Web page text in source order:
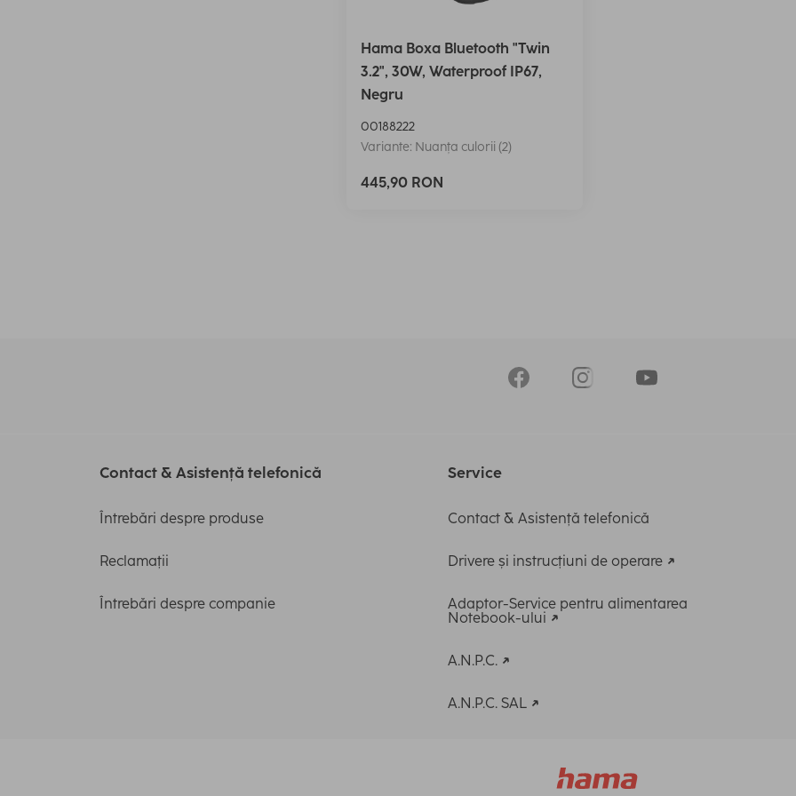
Hama Boxa Bluetooth "Twin
3.2", 30W, Waterproof IP67,
Negru
00188222
Variante: Nuanța culorii (2)
445,90 RON
Contact & Asistență telefonică
Întrebări despre produse
Reclamații
Întrebări despre companie
Service
Contact & Asistență telefonică
Drivere și instrucțiuni de operare
Adaptor-Service pentru alimentarea
Notebook-ului
A.N.P.C.
A.N.P.C. SAL